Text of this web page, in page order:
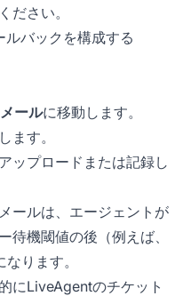
ださい。
バックを構成する
ールに移動します。
ます。
ップロードまたは記録し
ールは、エージェントが
待機閾値の後（例えば、
ります。
にLiveAgentのチケット